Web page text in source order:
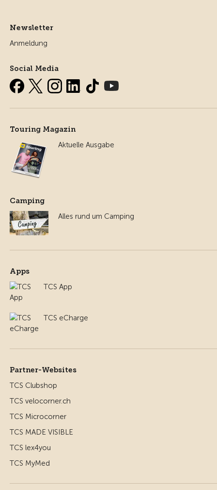
Newsletter
Anmeldung
Social Media
Touring Magazin
Aktuelle Ausgabe
Camping
Alles rund um Camping
Apps
TCS App
TCS eCharge
Partner-Websites
TCS Clubshop
TCS velocorner.ch
TCS Microcorner
TCS MADE VISIBLE
TCS lex4you
TCS MyMed